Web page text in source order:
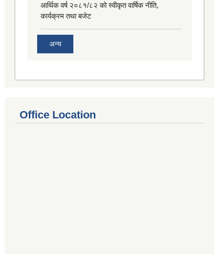
आर्थिक वर्ष २०८१/८२ को स्वीकृत वार्षिक नीति,
कार्यक्रम तथा बजेट
अन्य
Office Location